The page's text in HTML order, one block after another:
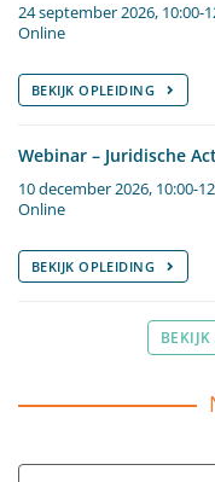
24 september 2026, 10:00-
Online
BEKIJK OPLEIDING
Webinar – Juridische
10 december 2026, 10:00-
Online
BEKIJK OPLEIDING